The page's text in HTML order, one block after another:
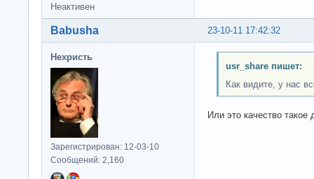
Неактивен
23-10-11 17:42:32
Babusha
Нехристь
Зарегистрирован: 12-03-10
Сообщений: 2,160
usr_share пишет:
Как видите, у нас
Или это качество